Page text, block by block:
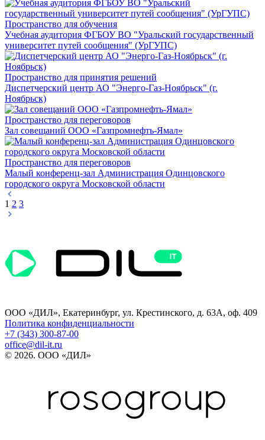
Пространство для обучения
Учебная аудитория ФГБОУ ВО "Уральский государственный
университет путей сообщения" (УрГУПС)
Пространство для принятия решений
Диспетчерский центр АО "Энерго-Газ-Ноябрьск" (г.
Ноябрьск)
Пространство для переговоров
Зал совещаний ООО «Газпромнефть-Ямал»
Пространство для переговоров
Малый конференц-зал Администрация Одинцовского
городского округа Московской области
1 2 3
ООО «ДИЛ», Екатеринбург, ул. Крестинского, д. 63А, оф. 409
Политика конфиденциальности
+7 (343) 300-87-00
office@dil-it.ru
© 2026. ООО «ДИЛ»